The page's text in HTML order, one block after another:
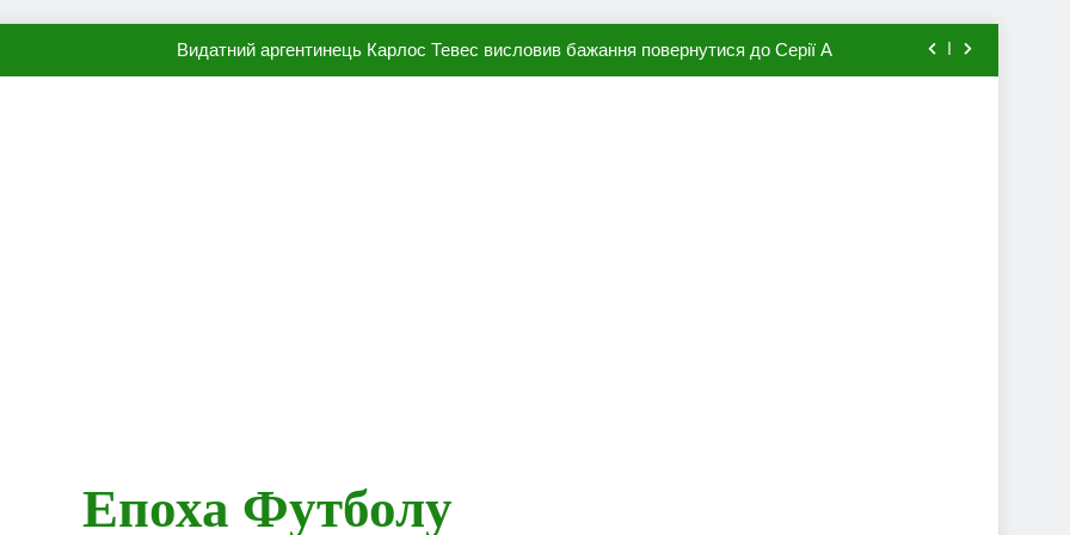
Видатний аргентинець Карлос Тевес висловив бажання повернутися до Серії А
Епоха Футболу